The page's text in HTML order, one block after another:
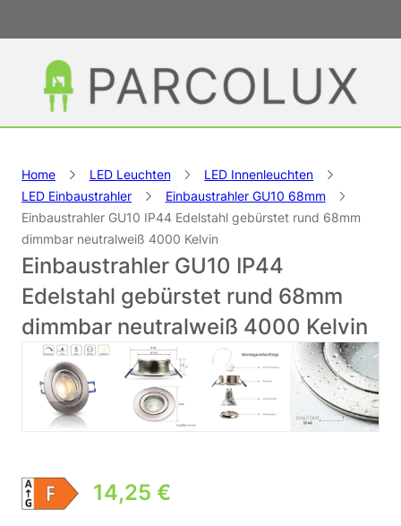
Home LED Leuchten
LED Innenleuchten
LED Einbaustrahler
Einbaustrahler GU10 68mm
Einbaustrahler GU10 IP44 Edelstahl gebürstet rund 68mm
dimmbar neutralweiß 4000 Kelvin
Einbaustrahler GU10 IP44
Edelstahl gebürstet rund 68mm
dimmbar neutralweiß 4000 Kelvin
14,25 €